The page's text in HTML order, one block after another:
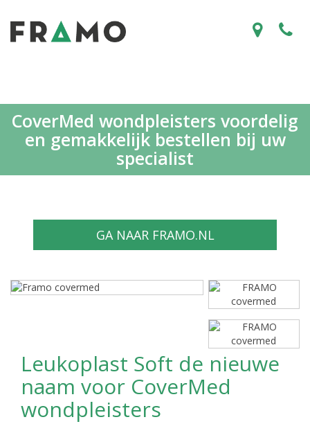
CoverMed wondpleisters voordelig
en gemakkelijk bestellen bij uw
specialist
GA NAAR FRAMO.NL
Leukoplast Soft de nieuwe
naam voor CoverMed
wondpleisters